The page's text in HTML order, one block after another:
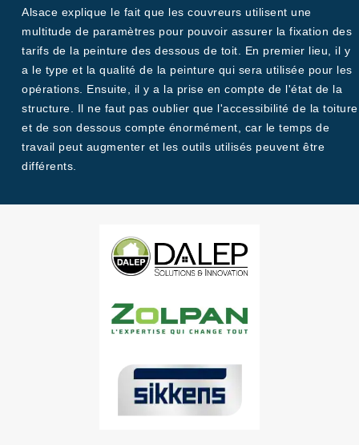
Alsace explique le fait que les couvreurs utilisent une
multitude de paramètres pour pouvoir assurer la fixation des
tarifs de la peinture des dessous de toit. En premier lieu, il y
a le type et la qualité de la peinture qui sera utilisée pour les
opérations. Ensuite, il y a la prise en compte de l'état de la
structure. Il ne faut pas oublier que l'accessibilité de la toiture
et de son dessous compte énormément, car le temps de
travail peut augmenter et les outils utilisés peuvent être
différents.